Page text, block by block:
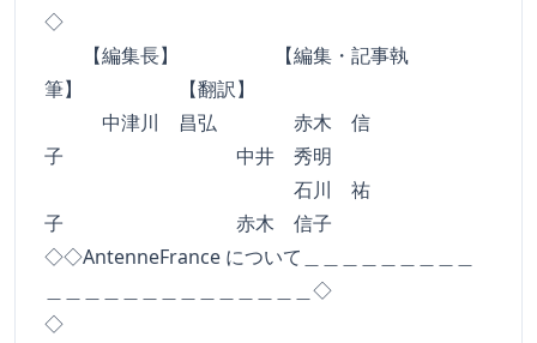
◇
【編集長】 【編集・記事執
筆】 【翻訳】
中津川 昌弘 赤木 信
子 中井 秀明
石川 祐
子 赤木 信子
◇◇AntenneFrance について＿＿＿＿＿＿＿＿＿
＿＿＿＿＿＿＿＿＿＿＿＿＿＿◇
◇